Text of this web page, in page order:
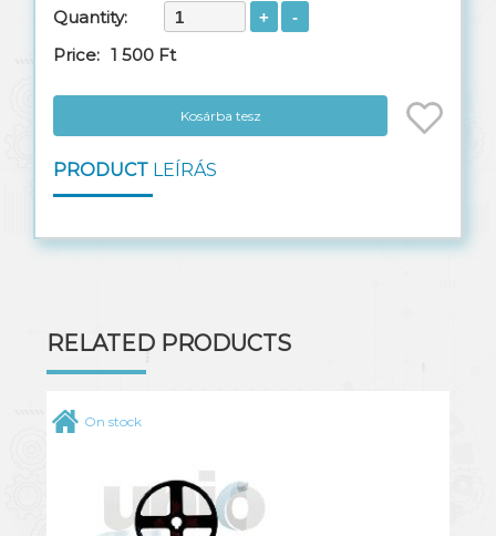
Szekrények, dobozok
Szerelt patch kábelek
Csatlakozók, toldók
Mobiltorony kábel
Quantity:
Price: 1 500 Ft
Kosárba tesz
PRODUCT LEÍRÁS
RELATED PRODUCTS
On stock